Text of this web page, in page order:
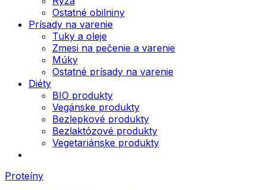
Ostatné obilniny
Prísady na varenie
Tuky a oleje
Zmesi na pečenie a varenie
Múky
Ostatné prísady na varenie
Diéty
BIO produkty
Vegánske produkty
Bezlepkové produkty
Bezlaktózové produkty
Vegetariánske produkty
Proteíny